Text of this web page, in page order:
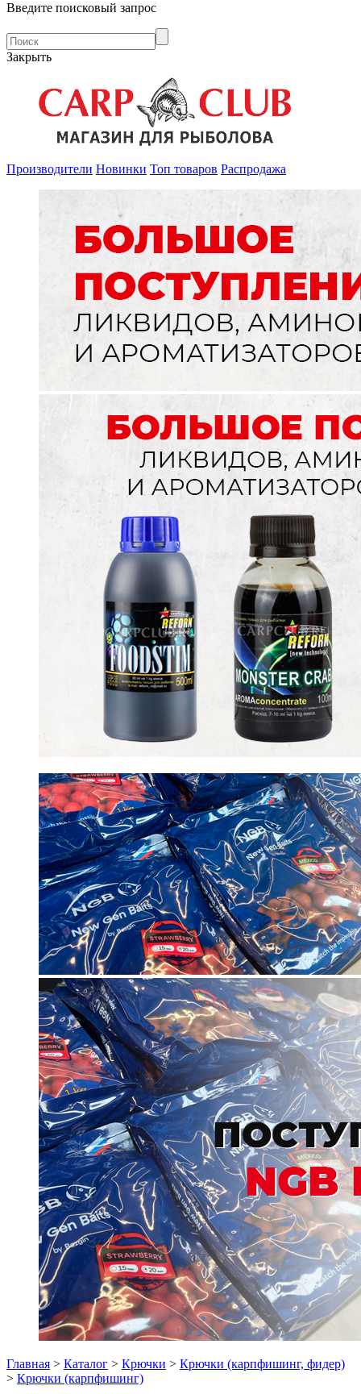
Введите поисковый запрос
Закрыть
Производители Новинки Топ товаров Распродажа
Главная > Каталог > Крючки > Крючки (карпфишинг, фидер)
> Крючки (карпфишинг)